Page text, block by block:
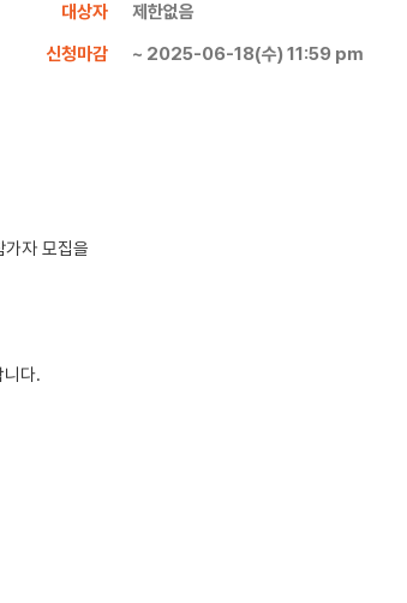
대상자
제한없음
신청마감
~ 2025-06-18(수) 11:59 pm
가자 모집을
다.